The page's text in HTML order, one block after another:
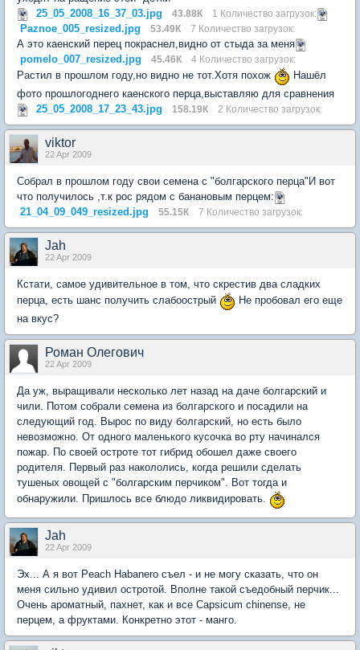
25_05_2008_16_37_03.jpg
43.88К 1 Количество загрузок:
Paznoe_005_resized.jpg 53.49К 7 Количество загрузок:
А это каенский перец покраснел,видно от стыда за меня
pomelo_007_resized.jpg
45.46К 4 Количество загрузок:
Растил в прошлом году,но видно не тот.Хотя похож
Нашёл
фото прошлогоднего каенского перца,выставляю для сравнения
25_05_2008_17_23_43.jpg
158.19К 2 Количество загрузок:
viktor
22 Apr 2009
Собрал в прошлом году свои семена с "болгарского перца"И вот
что получилось ,т.к рос рядом с банановым перцем:
21_04_09_049_resized.jpg
55.15К 7 Количество загрузок:
Jah
22 Apr 2009
Кстати, самое удивительное в том, что скрестив два сладких
перца, есть шанс получить слабоострый
Не пробовал его еще
на вкус?
Роман Олегович
22 Apr 2009
Да уж, выращивали несколько лет назад на даче болгарский и
чили. Потом собрали семена из болгарского и посадили на
следующий год. Вырос по виду болгарский, но есть было
невозможно. От одного маленького кусочка во рту начинался
пожар. По своей остроте тот гибрид обошел даже своего
родителя. Первый раз накололись, когда решили сделать
тушеных овощей с "болгарским перчиком". Вот тогда и
обнаружили. Пришлось все блюдо ликвидировать.
Jah
22 Apr 2009
Эх... А я вот Peach Habanero съел - и не могу сказать, что он
меня сильно удивил остротой. Вполне такой съедобный перчик...
Очень ароматный, пахнет, как и все Capsicum chinense, не
перцем, а фруктами. Конкретно этот - манго.